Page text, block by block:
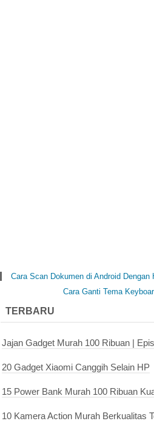
Cara Scan Dokumen di Android Dengan
Cara Ganti Tema
TERBARU
Jajan Gadget Murah 100 Ribuan |
20 Gadget Xiaomi Canggih Selain HP
15 Power Bank Murah 100 Ribuan
10 Kamera Action Murah Berkualitas